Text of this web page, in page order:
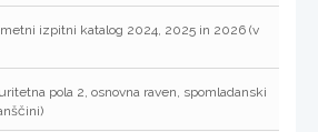
izpitni katalog 2024, 2025 in 2026 (v
pola 2, osnovna raven, spomladanski